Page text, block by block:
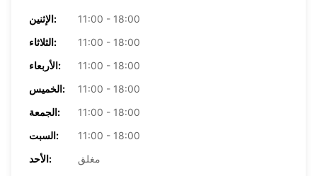
الإثنين:
11:00 - 18:00
الثلاثاء:
11:00 - 18:00
الأربعاء:
11:00 - 18:00
الخميس:
11:00 - 18:00
الجمعة:
11:00 - 18:00
السبت:
11:00 - 18:00
الأحد:
مغلق